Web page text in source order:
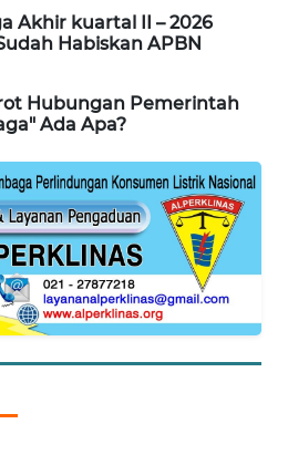
Akhir kuartal II – 2026
Habiskan APBN
Hubungan Pemerintah
Ada Apa?